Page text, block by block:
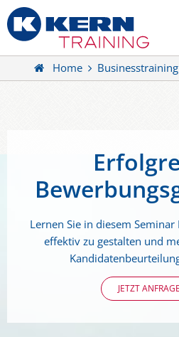
Home Businesstraining
Lernen Sie in diesem
effektiv zu gestalten und
JETZT